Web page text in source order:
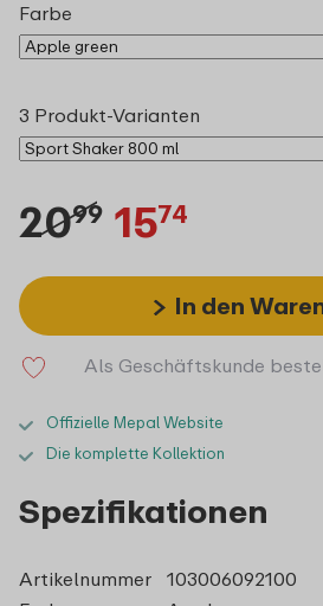
Farbe
3 Produkt-Varianten
2099 1574
In den
Als Geschäftskunde
Offizielle Mepal Website
Die komplette Kollektion
Spezifikationen
Artikelnummer
103006092100